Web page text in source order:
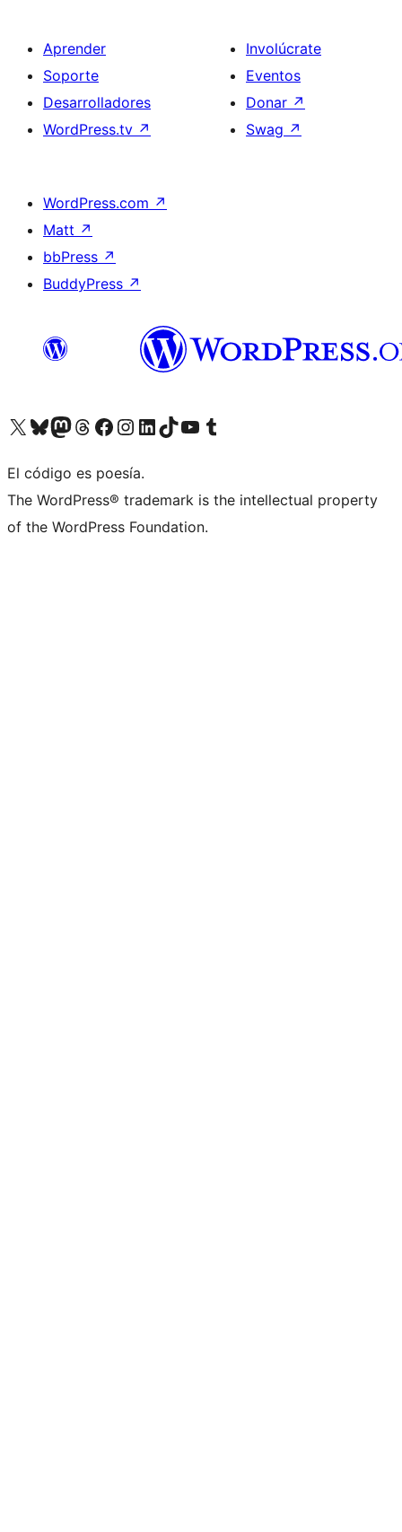
Aprender
Soporte
Desarrolladores
WordPress.tv ↗
Involúcrate
Eventos
Donar ↗
Swag ↗
WordPress.com ↗
Matt ↗
bbPress ↗
BuddyPress ↗
Visita nuestra cuenta de X (anteriormente Twitter)
Visit our Bluesky account
Visit our Mastodon account
Visit our Threads account
Visita nuestra página de Facebook
Visita nuestra cuenta de Instagram
Visita nuestra cuenta de LinkedIn
Visit our TikTok account
Visita nuestro canal de YouTube
Visit our Tumblr account
El código es poesía.
The WordPress® trademark is the intellectual property
of the WordPress Foundation.